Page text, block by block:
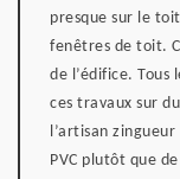
presque sur le
fenêtres de toit.
de l’édifice. Tous
ces travaux sur
l’artisan
PVC plutôt que